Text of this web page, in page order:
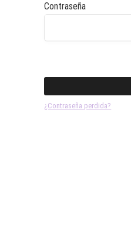
Contraseña
¿Contraseña perdida?